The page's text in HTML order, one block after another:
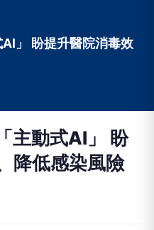
」 盼提升醫院消毒效
主動式AI」 盼
降低感染風險